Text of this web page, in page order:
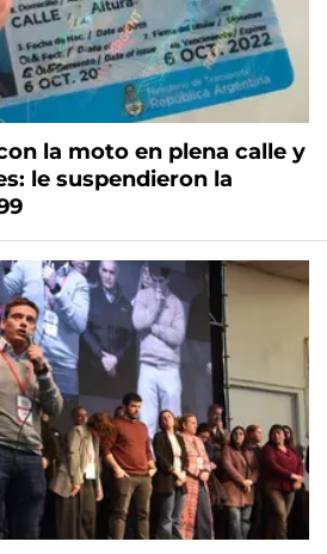
la moto en plena calle y
le suspendieron la